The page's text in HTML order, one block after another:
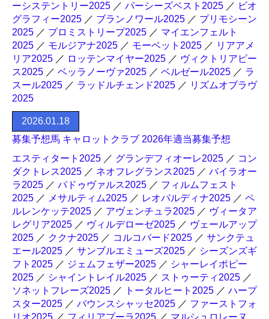
ーシステントリー2025 ／ パーシーズベスト2025 ／ ビオ
グラフィー2025 ／ ブランノワール2025 ／ プリモシーン
2025 ／ プロミストリープ2025 ／ マイエンフェルト
2025 ／ モルジアナ2025 ／ モーベット2025 ／ リアアメ
リア2025 ／ ロッテンマイヤー2025 ／ ヴィクトリアピー
ス2025 ／ ベッラノーヴァ2025 ／ ベルゼール2025 ／ ラ
スール2025 ／ ラッドルチェンド2025 ／ リズムオブラヴ
2025
2026.01.18
募集予想馬 キャロットクラブ 2026年適当募集予想
エスティタート2025 ／ グランデフィオーレ2025 ／ コン
ダクトレス2025 ／ ネオフレグランス2025 ／ バイラオー
ラ2025 ／ パドゥヴァルス2025 ／ フィルムフェスト
2025 ／ メサルティム2025 ／ レオパルディナ2025 ／ ペ
ルレンケッテ2025 ／ アヴェンチュラ2025 ／ ヴィータア
レグリア2025 ／ ヴィルデローゼ2025 ／ ヴェールアップ
2025 ／ ククナ2025 ／ コルコバード2025 ／ サンクテュ
エール2025 ／ サンブルエミューズ2025 ／ シーズンズギ
フト2025 ／ ジェムフェザー2025 ／ シャーレイポピー
2025 ／ シャイントレイル2025 ／ ストゥーティ2025 ／
ソネットフレーズ2025 ／ トータルヒート2025 ／ ハープ
スター2025 ／ バウンスシャッセ2025 ／ ファーストフォ
リオ2025 ／ フィリアプーラ2025 ／ マルシュロレーヌ